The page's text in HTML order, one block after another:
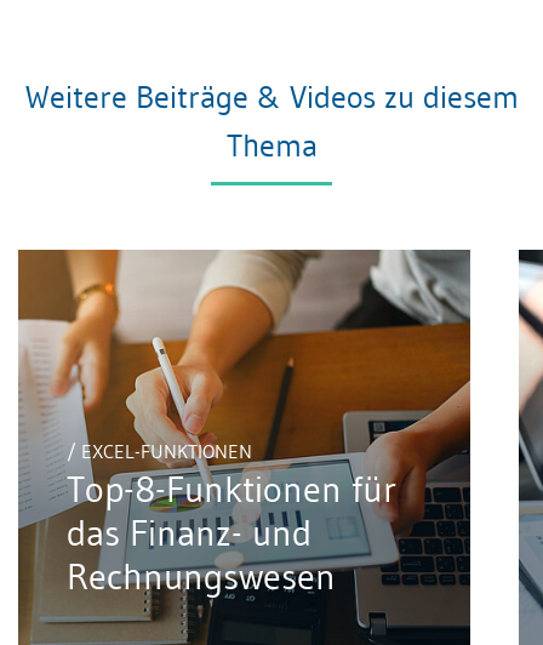
Weitere Beiträge & Videos zu diesem
Thema
/ EXCEL-FUNKTIONEN
Top-8-Funktionen für
das Finanz- und
Rechnungswesen